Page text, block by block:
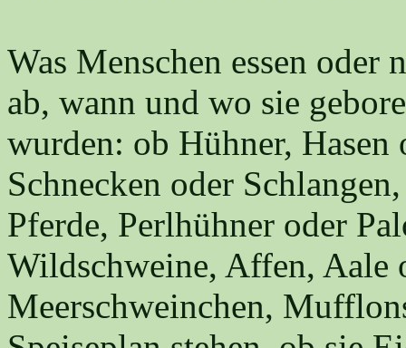
Was Menschen essen
ab, wann und wo sie
wurden: ob Hühner, Hasen
Schnecken oder
Pferde, Perlhühner oder
Wildschweine, Affen, Aale
Meerschweinchen,